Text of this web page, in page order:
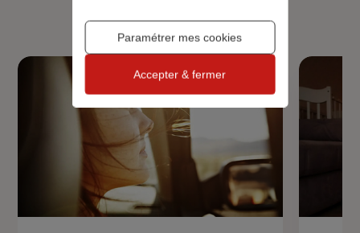
Paramétrer mes cookies
Accepter & fermer